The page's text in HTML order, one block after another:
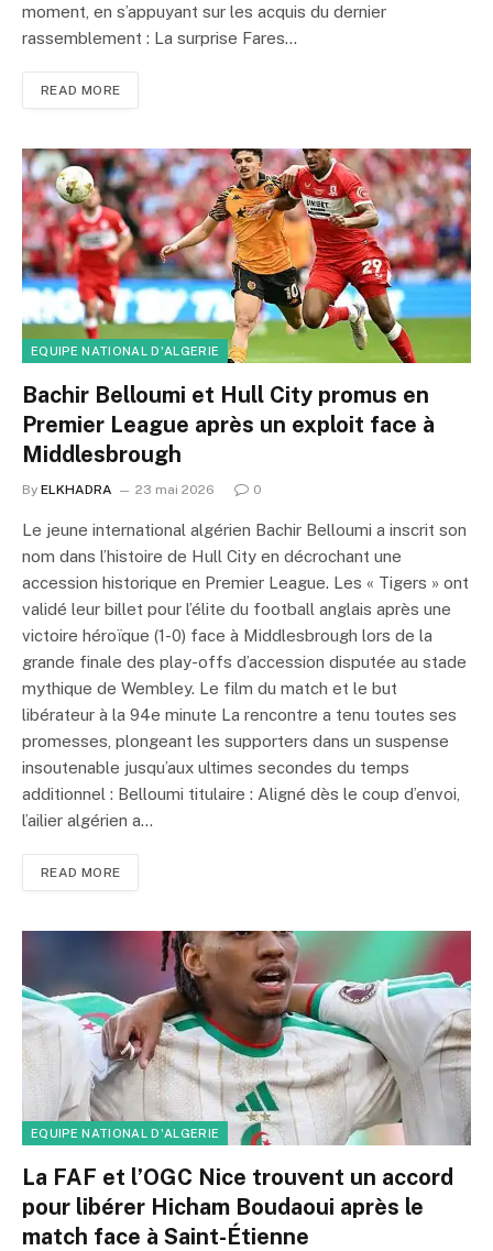
moment, en s’appuyant sur les acquis du dernier
rassemblement : La surprise Fares…
READ MORE
EQUIPE NATIONAL D'ALGERIE
Bachir Belloumi et Hull City promus en
Premier League après un exploit face à
Middlesbrough
By ELKHADRA 23 mai 2026 0
Le jeune international algérien Bachir Belloumi a inscrit son
nom dans l’histoire de Hull City en décrochant une
accession historique en Premier League. Les « Tigers » ont
validé leur billet pour l’élite du football anglais après une
victoire héroïque (1-0) face à Middlesbrough lors de la
grande finale des play-offs d’accession disputée au stade
mythique de Wembley. Le film du match et le but
libérateur à la 94e minute La rencontre a tenu toutes ses
promesses, plongeant les supporters dans un suspense
insoutenable jusqu’aux ultimes secondes du temps
additionnel : Belloumi titulaire : Aligné dès le coup d’envoi,
l’ailier algérien a…
READ MORE
EQUIPE NATIONAL D'ALGERIE
La FAF et l’OGC Nice trouvent un accord
pour libérer Hicham Boudaoui après le
match face à Saint-Étienne